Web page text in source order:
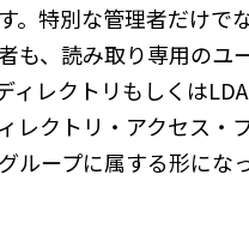
。特別な管理者だけで
も、読み取り専用のユ
ィレクトリもしくは
レクトリ・アクセス・
ループに属する形にな